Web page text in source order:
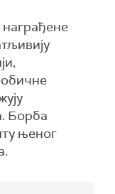
Борба
њеног